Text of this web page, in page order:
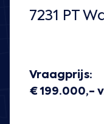
7231 PT
Vraagprijs:
€ 199.000,-